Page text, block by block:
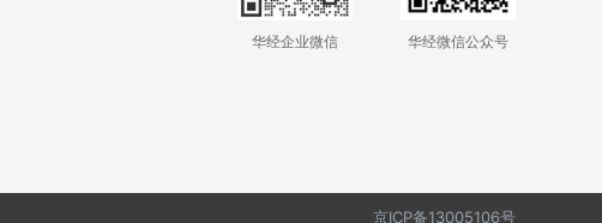
华经企业微信 华经微信公众号
京ICP备13005106号